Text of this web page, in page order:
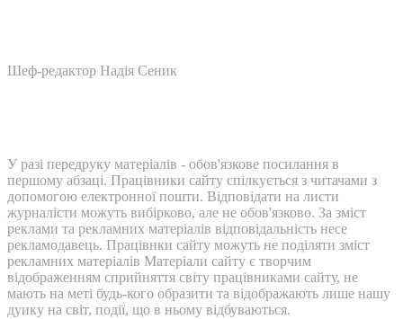
Шеф-редактор Надія Сеник
У разі передруку матеріалів - обов'язкове посилання в
першому абзаці. Працівники сайту спілкується з читачами з
допомогою електронної пошти. Відповідати на листи
журналісти можуть вибірково, але не обов'язково. За зміст
реклами та рекламних матеріалів відповідальність несе
рекламодавець. Працівнки сайту можуть не поділяти зміст
рекламних матеріалів Матеріали сайту є творчим
відображенням сприйняття світу працівниками сайту, не
мають на меті будь-кого образити та відображають лише нашу
дуику на світ, події, що в ньому відбуваються.